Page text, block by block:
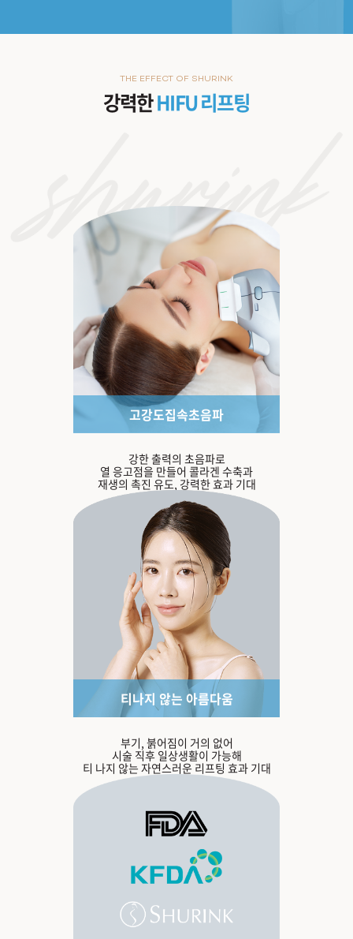
강력한HIFU 리프팅
THE EFFECT OF SHURINK
고강도집속초음파
강한 출력의 초음파로
열 응고점을 만들어 콜라겐 수축과
재생의 촉진 유도, 강력한 효과 기대
티나지 않는 아름다움
부기, 붉어짐이 거의 없어
시술 직후 일상생활이 가능해
티 나지 않는 자연스러운 리프팅 효과 기대